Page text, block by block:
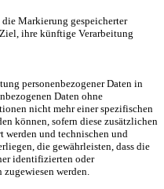
Markierung gespeicherter
ihre künftige Verarbeitung
personenbezogener Daten in
Daten ohne
nicht mehr einer spezifischen
können, sofern diese zusätzlichen
werden und technischen und
die gewährleisten, dass die
identifizierten oder
werden.